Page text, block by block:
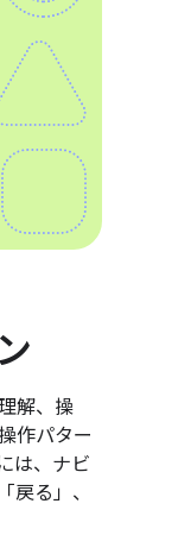
解、操
作パター
は、ナビ
戻る」、